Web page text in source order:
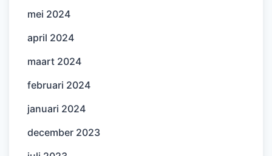
mei 2024
april 2024
maart 2024
februari 2024
januari 2024
december 2023